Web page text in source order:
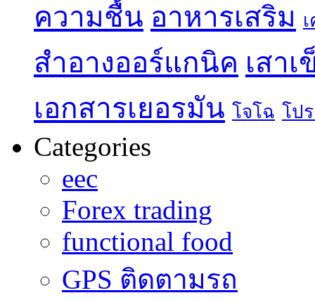
ความชื้น อาหารเสริม
สำอางออร์แกนิค เสาเ
เอกสารเยอรมัน โจโฉ โป
Categories
eec
Forex trading
functional food
GPS ติดตามรถ